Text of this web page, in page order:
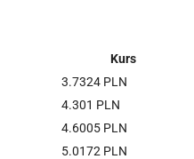
Kurs
3.7324 PLN
4.301 PLN
4.6005 PLN
5.0172 PLN